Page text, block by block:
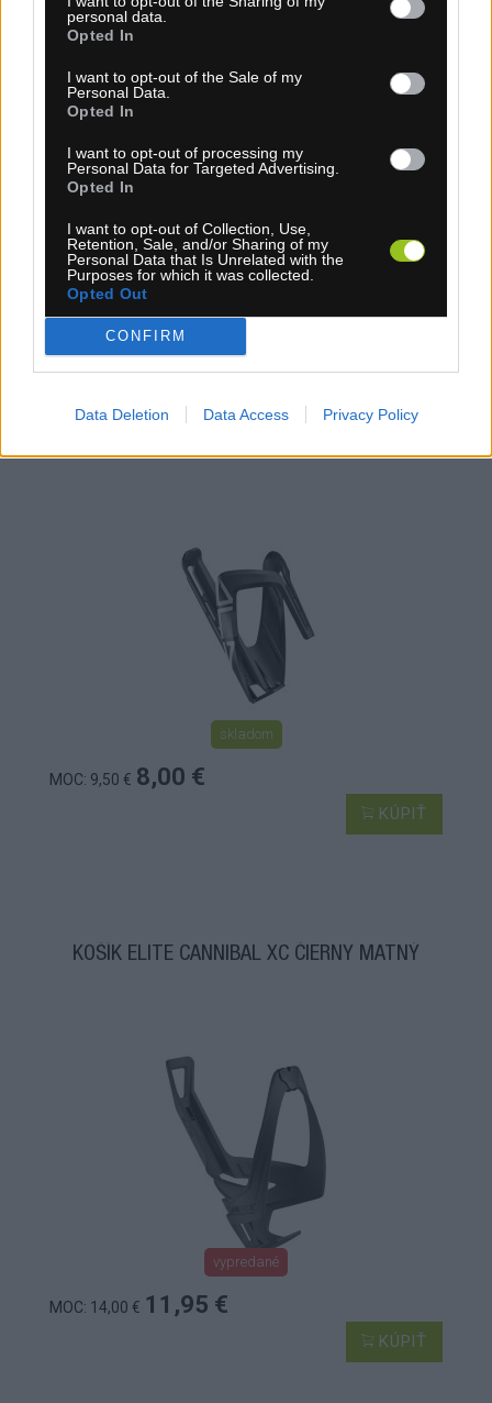
personal data.
Opted In
I want to opt-out of the Sale of my
Personal Data.
Opted In
I want to opt-out of processing my
Personal Data for Targeted Advertising.
Opted In
I want to opt-out of Collection, Use,
Retention, Sale, and/or Sharing of my
Personal Data that Is Unrelated with the
Purposes for which it was collected.
Opted Out
CONFIRM
Data Deletion Data Access Privacy Policy
MOC: 8,55 € 6,95 €
KOŠÍK ELITE ALA ČIERNO/BIELY
skladom
MOC: 9,50 € 8,00 €
KÚPIŤ
KOŠÍK ELITE CANNIBAL XC ČIERNY MATNÝ
vypredané
MOC: 14,00 € 11,95 €
KÚPIŤ